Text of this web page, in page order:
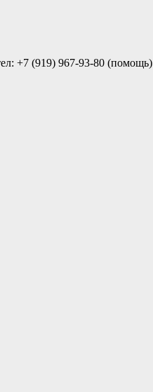
+7 (919) 967-93-80 (помощь)